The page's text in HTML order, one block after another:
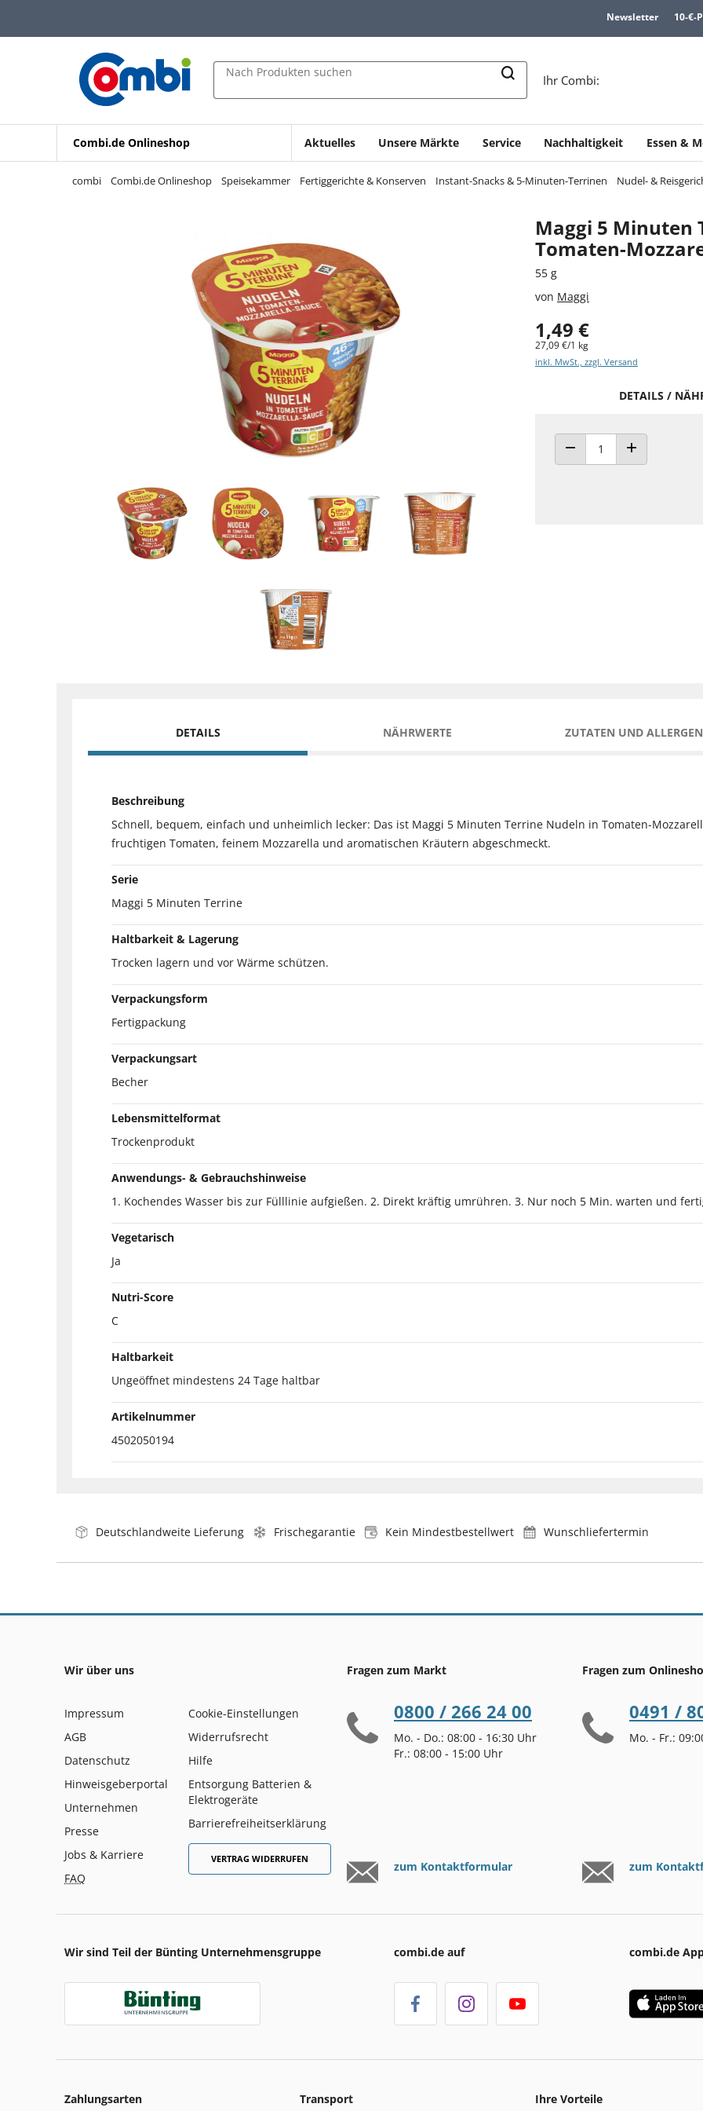
Zur Navigation springen
Zur Suche springen
Newsletter 10-€-
Nach Produkten suchen
Ihr Combi:
Combi.de Onlineshop Aktuelles Unsere Märkte Service Nachhaltigkeit Essen &
combi Combi.de Onlineshop Speisekammer Fertiggerichte & Konserven Instant-Snacks & 5-Minuten-Terrinen Nudel- &
Maggi 5 Minuten
Tomaten-
55 g
von Maggi
1,49 €
27,09 €/1 kg
inkl. MwSt., zzgl. Versand
DETAILS /
ANZAHL VERRINGERNANZAHL ERHÖHEN
DETAILS NÄHRWERTE ZUTATEN UND
Beschreibung
Schnell, bequem, einfach und unheimlich lecker: Das ist Maggi 5 Minuten Terrine Nudeln in Tomaten-
fruchtigen Tomaten, feinem Mozzarella und aromatischen Kräutern abgeschmeckt.
Serie
Maggi 5 Minuten Terrine
Haltbarkeit & Lagerung
Trocken lagern und vor Wärme schützen.
Verpackungsform
Fertigpackung
Verpackungsart
Becher
Lebensmittelformat
Trockenprodukt
Anwendungs- & Gebrauchshinweise
1. Kochendes Wasser bis zur Fülllinie aufgießen. 2. Direkt kräftig umrühren. 3. Nur noch 5 Min. warten und
Vegetarisch
Ja
Nutri-Score
C
Haltbarkeit
Ungeöffnet mindestens 24 Tage haltbar
Artikelnummer
4502050194
Deutschlandweite Lieferung Frischegarantie Kein Mindestbestellwert Wunschliefertermin
Wir über uns
Impressum
AGB
Datenschutz
Hinweisgeberportal
Unternehmen
Presse
Jobs & Karriere
FAQ
Cookie-Einstellungen
Widerrufsrecht
Hilfe
Entsorgung Batterien &
Elektrogeräte
Barrierefreiheitserklärung
VERTRAG WIDERRUFEN
Fragen zum Markt
0800 / 266 24 00
Mo. - Do.: 08:00 - 16:30 Uhr
Fr.: 08:00 - 15:00 Uhr
zum Kontaktformular
Fragen zum
0491 /
Mo. - Fr.:
zum
Wir sind Teil der Bünting Unternehmensgruppe combi.de auf combi.de
Zahlungsarten Transport Ihre Vorteile